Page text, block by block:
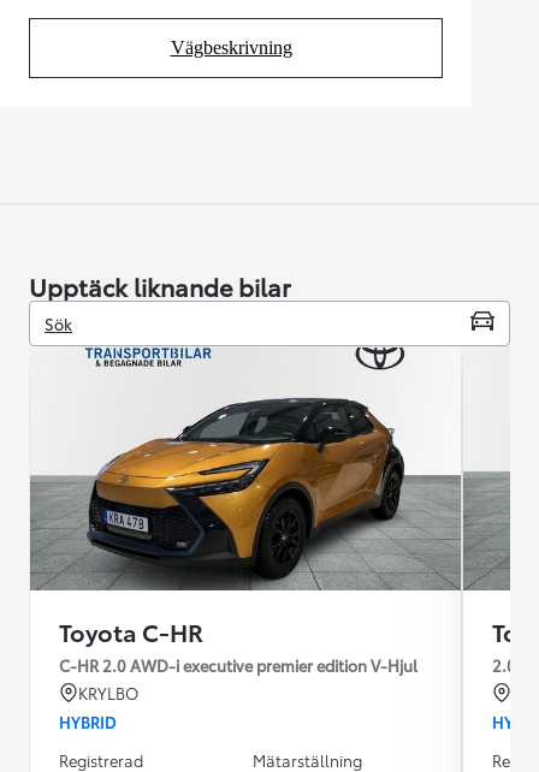
Vägbeskrivning
(Opens in new tab)
Upptäck liknande bilar
Sök
Toyota C-HR
C-HR 2.0 AWD-i executive premier edition V-Hjul
KRYLBO
HYBRID
Registrerad
Mätarställning
2.0